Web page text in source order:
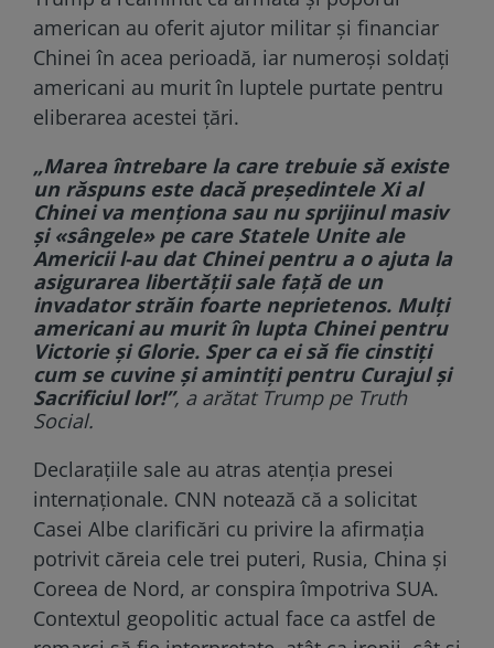
american au oferit ajutor militar și financiar
Chinei în acea perioadă, iar numeroși soldați
americani au murit în luptele purtate pentru
eliberarea acestei țări.
„Marea întrebare la care trebuie să existe
un răspuns este dacă preşedintele Xi al
Chinei va menţiona sau nu sprijinul masiv
şi «sângele» pe care Statele Unite ale
Americii l-au dat Chinei pentru a o ajuta la
asigurarea libertăţii sale faţă de un
invadator străin foarte neprietenos. Mulţi
americani au murit în lupta Chinei pentru
Victorie şi Glorie. Sper ca ei să fie cinstiţi
cum se cuvine şi amintiţi pentru Curajul şi
Sacrificiul lor!”, a arătat Trump pe Truth
Social.
Declarațiile sale au atras atenția presei
internaționale. CNN notează că a solicitat
Casei Albe clarificări cu privire la afirmația
potrivit căreia cele trei puteri, Rusia, China și
Coreea de Nord, ar conspira împotriva SUA.
Contextul geopolitic actual face ca astfel de